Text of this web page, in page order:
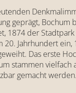
geprägt,
1874 der
Jahrhundert
Das erste
stammen
gemacht werden.